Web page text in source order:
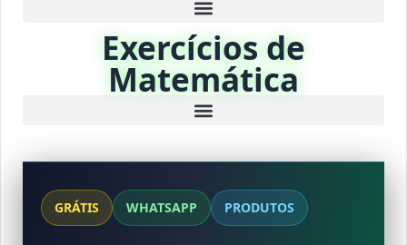
Exercícios de
Matemática
GRÁTIS WHATSAPP PRODUTOS